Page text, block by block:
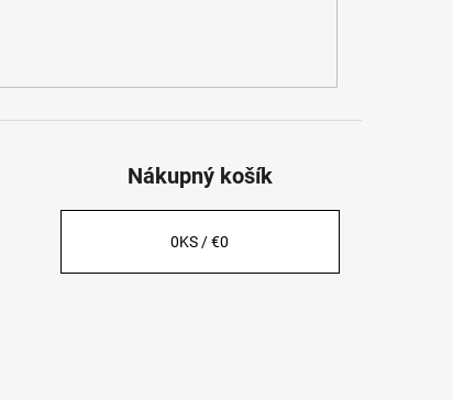
Nákupný košík
0KS /€0